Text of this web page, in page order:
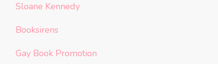
Sloane Kennedy
Booksirens
Gay Book Promotion